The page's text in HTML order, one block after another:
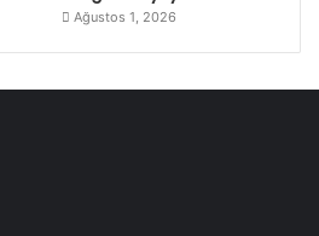
Ağustos 1, 2026